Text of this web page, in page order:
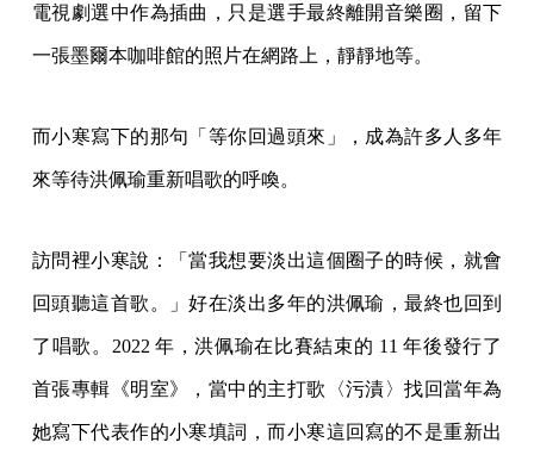
電視劇選中作為插曲，只是選手最終離開音樂圈，留下
一張墨爾本咖啡館的照片在網路上，靜靜地等。
而小寒寫下的那句「等你回過頭來」，成為許多人多年
來等待洪佩瑜重新唱歌的呼喚。
訪問裡小寒說：「當我想要淡出這個圈子的時候，就會
回頭聽這首歌。」好在淡出多年的洪佩瑜，最終也回到
了唱歌。2022 年，洪佩瑜在比賽結束的 11 年後發行了
首張專輯《明室》，當中的主打歌〈污漬〉找回當年為
她寫下代表作的小寒填詞，而小寒這回寫的不是重新出